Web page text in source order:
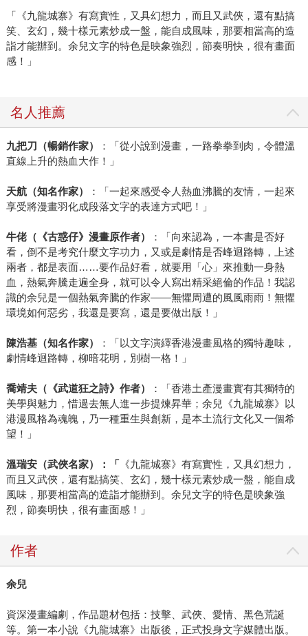
「《九龍城寨》有寫實性，又具幻想力，而且又武俠，還有點搞
笑、玄幻，幾十樣元素炒成一盤，能自成風味，那要相當高的造
詣才能辦到。余兒文字的特色是映象強烈，節奏明快，很有畫面
感！」
名人推薦
九把刀（暢銷作家）
：「從小說到漫畫，一路拳拳到肉，令體溫
直線上升的熱血大作！」
天航（知名作家）
：「一起來感受令人熱血沸騰的友情，一起來
享受將漫畫羽化成段落文字的表達方式吧！」
牛佬（《古惑仔》漫畫原作者）
：「向來認為，一本書是否好
看，倒不是考究什麼文字功力，又或是劇情是否峰迴路轉，上述
兩者，都是表面……要作品好看，就要用「心」來推動一身熱
血，熱氣奔騰走遍全身，就可以令人寫出精采絕倫的作品！我認
識的余兒是一個熱氣奔騰的作家——無懼周遭的風風雨雨！無懼
環境如何惡劣，我還是要寫，還是要做出版！」
陳浩基（知名作家）
：「以文字演繹香港漫畫風格的獨特趣味，
劇情峰迴路轉，柳暗花明，別樹一格！」
喬靖夫（《武道狂之詩》作者）
：「香港土產漫畫實有其獨特的
美學與魅力，惜過去無人進一步提煉昇華；余兒《九龍城寨》以
港漫風格為魂魄，乃一種重生與創新，是本土流行文化又一個希
望！」
溫瑞安（武俠名家）：「 《九龍城寨》有寫實性，又具幻想力，
而且又武俠，還有點搞笑、玄幻，幾十樣元素炒成一盤，能自成
風味，那要相當高的造詣才能辦到。余兒文字的特色是映象強
烈，節奏明快，很有畫面感！」
作者
余兒
資深漫畫編劇，作品題材包括：技擊、武俠、愛情、黑色荒誕
等。第一本小說《九龍城寨》出版後，正式投身文字媒體出版。